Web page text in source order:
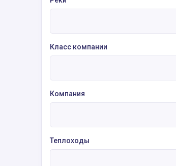
Класс компании
Компания
Теплоходы